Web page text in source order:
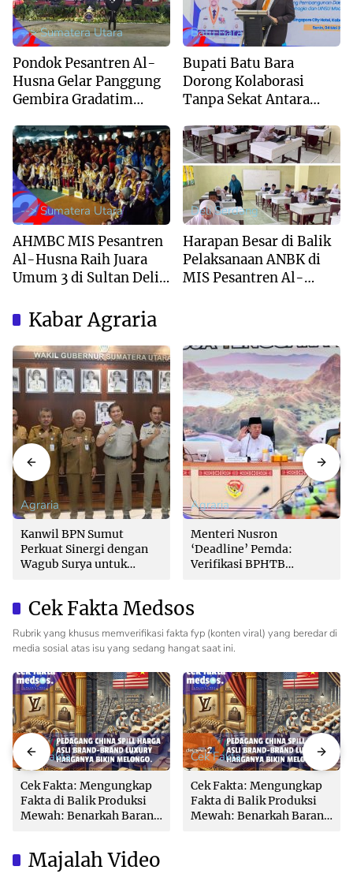
--> Sumatera Utara
Pondok Pesantren Al-
Husna Gelar Panggung
Gembira Gradatim
Syukur dan Kreativitas
Santri
Batu Bara
Bupati Batu Bara
Dorong Kolaborasi
Tanpa Sekat Antara
Akademisi UINSU
--> Sumatera Utara
AHMBC MIS Pesantren
Al-Husna Raih Juara
Umum 3 di Sultan Deli
Competition 2026
Deli Serdang
Harapan Besar di Balik
Pelaksanaan ANBK di
MIS Pesantren Al-
Kabar Agraria
Agraria
Kanwil BPN Sumut
Perkuat Sinergi dengan
Wagub Surya untuk
Agraria
Menteri Nusron
‘Deadline’ Pemda:
Verifikasi BPHTB
Lambat!
Cek Fakta Medsos
Rubrik yang khusus memverifikasi fakta fyp (konten viral) yang beredar di
media sosial atas isu yang sedang hangat saat ini.
Cek Fakta
Cek Fakta: Mengungkap
Fakta di Balik Produksi
Mewah: Benarkah Barang
Cek Fakta
Cek Fakta: Mengungkap
Fakta di Balik Produksi
Mewah: Benarkah Barang
Majalah Video